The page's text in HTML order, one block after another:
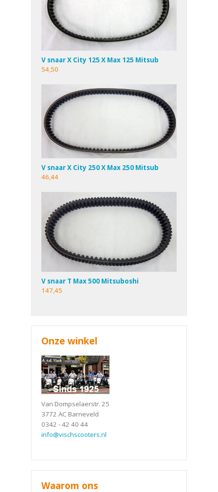
V snaar X City 125 X Max 125 Mitsub
54,50
V snaar X City 250 X Max 250 Mitsub
46,44
V snaar T Max 500 Mitsuboshi
147,45
Onze winkel
Van Dompselaerstr. 25
3772 AC Barneveld
0342 - 42 40 44
info@vischscooters.nl
Waarom ons